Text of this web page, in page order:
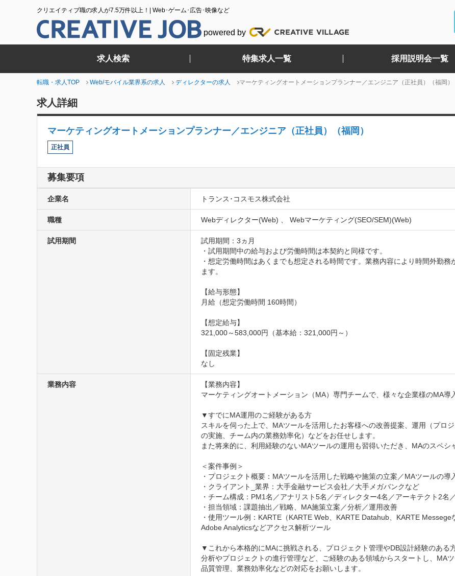
クリエイティブ職の求人が7.5万件以上！| Web･ゲーム･広告･映像など
powered by
求人検索 特集求人一覧 採用説明会一覧
転職・求人TOP Web/モバイル業界系の求人 ディレクターの求人 マーケティングオートメーションプランナー／エンジニア（正社員）（福岡）
求人詳細
マーケティングオートメーションプランナー／エンジニア（正社員）（福岡）
正社員
募集要項
企業名 トランス･コスモス株式会社
職種 Webディレクター(Web) 、 Webマーケティング(SEO/SEM)(Web)
試用期間
試用期間：3ヵ月
・試用期間中の給与および労働時間は本契約と同様です。
・想定労働時間はあくまでも想定される時間です。業務内容により時間外勤
ます。
【給与形態】
月給（想定労働時間 160時間）
【想定給与】
321,000～583,000円（基本給：321,000円～）
【固定残業】
なし
業務内容
【業務内容】
マーケティングオートメーション（MA）専門チームで、様々な企業様のMA導
▼すでにMA運用のご経験がある方
スキルを伺った上で、MAツールを活用したお客様への改善提案、運用（プロ
の実施、チーム内の業務効率化）などをお任せします。
また将来的に、利用経験のないMAツールの運用も習得いただき、MAのスペシ
＜案件事例＞
・プロジェクト概要：MAツールを活用した戦略や施策の立案／MAツールの導
・クライアント_業界：大手金融サービス会社／大手メガバンクなど
・チーム構成：PM1名／アナリスト5名／ディレクター4名／アーキテクト2名
・担当領域：課題抽出／戦略、MA施策立案／分析／運用改善
・使用ツール例：KARTE（KARTE Web、KARTE Datahub、KARTE
Adobe Analyticsなどアクセス解析ツール
▼これから本格的にMAに挑戦される、プロジェクト管理やDB設計経験のある
分析やプロジェクトの進行管理など、ご経験のある領域からスタートし、MA
品質管理、業務効率化などの対応をお願いします。